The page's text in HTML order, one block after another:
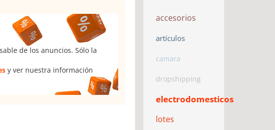
de los anuncios. Sólo la
y ver nuestra información
accesorios
artículos
camara
dropshipping
electrodomesticos
lotes